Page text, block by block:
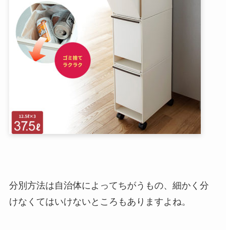
分別方法は自治体によってちがうもの、細かく分
けなくてはいけないところもありますよね。